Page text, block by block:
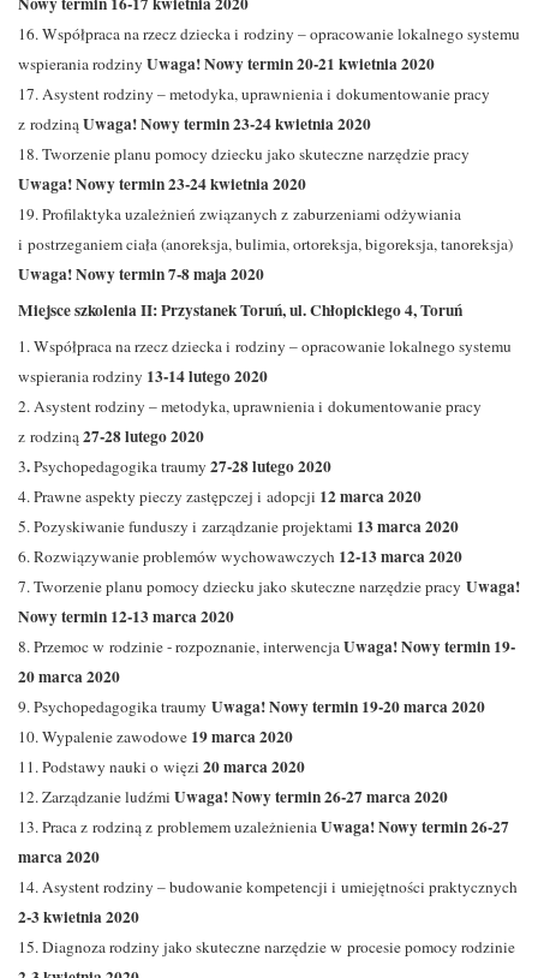
16. Współpraca na rzecz dziecka i rodziny – opracowanie lokalnego systemu
wspierania rodziny Uwaga! Nowy termin 20-21 kwietnia 2020
17. Asystent rodziny – metodyka, uprawnienia i dokumentowanie pracy
z rodzinąUwaga! Nowy termin 23-24 kwietnia 2020
18. Tworzenie planu pomocy dziecku jako skuteczne narzędzie pracy
Uwaga! Nowy termin 23-24 kwietnia 2020
19. Profilaktyka uzależnień związanych z zaburzeniami odżywiania
i postrzeganiem ciała (anoreksja, bulimia, ortoreksja, bigoreksja, tanoreksja)
Uwaga! Nowy termin7-8 maja 2020
Miejsce szkolenia II: Przystanek Toruń, ul. Chłopickiego 4, Toruń
1. Współpraca na rzecz dziecka i rodziny – opracowanie lokalnego systemu
wspierania rodziny 13-14 lutego 2020
2. Asystent rodziny – metodyka, uprawnienia i dokumentowanie pracy
z rodziną27-28 lutego 2020
3.Psychopedagogika traumy 27-28 lutego 2020
4. Prawne aspekty pieczy zastępczej i adopcji 12 marca 2020
5. Pozyskiwanie funduszy i zarządzanie projektami 13 marca 2020
6. Rozwiązywanie problemów wychowawczych 12-13 marca 2020
7. Tworzenie planu pomocy dziecku jako skuteczne narzędzie pracy Uwaga!
Nowy termin 12-13 marca 2020
8. Przemoc w rodzinie - rozpoznanie, interwencjaUwaga! Nowy termin 19-
20 marca 2020
9. Psychopedagogika traumy Uwaga! Nowy termin 19-20 marca 2020
10. Wypalenie zawodowe 19 marca 2020
11. Podstawy nauki o więzi 20 marca 2020
12. Zarządzanie ludźmi Uwaga! Nowy termin 26-27 marca 2020
13. Praca z rodziną z problemem uzależnieniaUwaga! Nowy termin26-27
marca 2020
14. Asystent rodziny – budowanie kompetencji i umiejętności praktycznych
2-3 kwietnia 2020
15. Diagnoza rodziny jako skuteczne narzędzie w procesie pomocy rodzinie